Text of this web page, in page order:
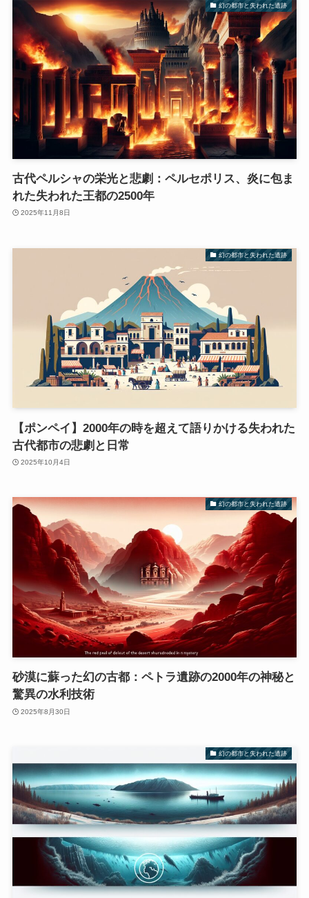
幻の都市と失われた遺跡
古代ペルシャの栄光と悲劇：ペルセポリス、炎に包ま
れた失われた王都の2500年
2025年11月8日
幻の都市と失われた遺跡
【ポンペイ】2000年の時を超えて語りかける失われた
古代都市の悲劇と日常
2025年10月4日
幻の都市と失われた遺跡
砂漠に蘇った幻の古都：ペトラ遺跡の2000年の神秘と
驚異の水利技術
2025年8月30日
幻の都市と失われた遺跡